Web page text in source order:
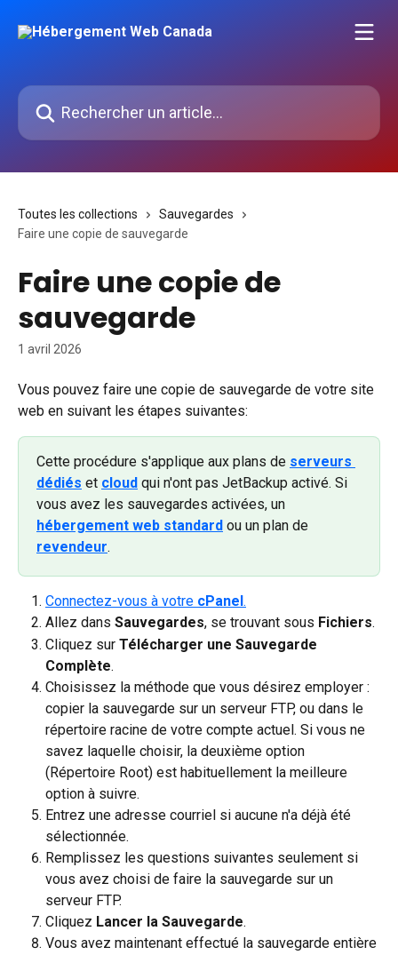
Rechercher un article...
Toutes les collections
Sauvegardes
Faire une copie de sauvegarde
Faire une copie de
sauvegarde
1 avril 2026
Vous pouvez faire une copie de sauvegarde de votre site
web en suivant les étapes suivantes:
Cette procédure s'applique aux plans de serveurs
dédiés et cloud qui n'ont pas JetBackup activé. Si
vous avez les sauvegardes activées, un
hébergement web standard ou un plan de
revendeur.
Connectez-vous à votre cPanel.
Allez dans Sauvegardes, se trouvant sous Fichiers.
Cliquez sur Télécharger une Sauvegarde
Complète.
Choisissez la méthode que vous désirez employer :
copier la sauvegarde sur un serveur FTP, ou dans le
répertoire racine de votre compte actuel. Si vous ne
savez laquelle choisir, la deuxième option
(Répertoire Root) est habituellement la meilleure
option à suivre.
Entrez une adresse courriel si aucune n'a déjà été
sélectionnée.
Remplissez les questions suivantes seulement si
vous avez choisi de faire la sauvegarde sur un
serveur FTP.
Cliquez Lancer la Sauvegarde.
Vous avez maintenant effectué la sauvegarde entière